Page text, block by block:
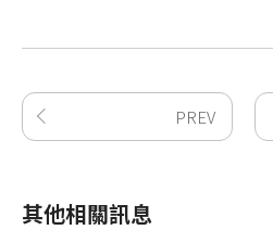
PREV
其他相關訊息